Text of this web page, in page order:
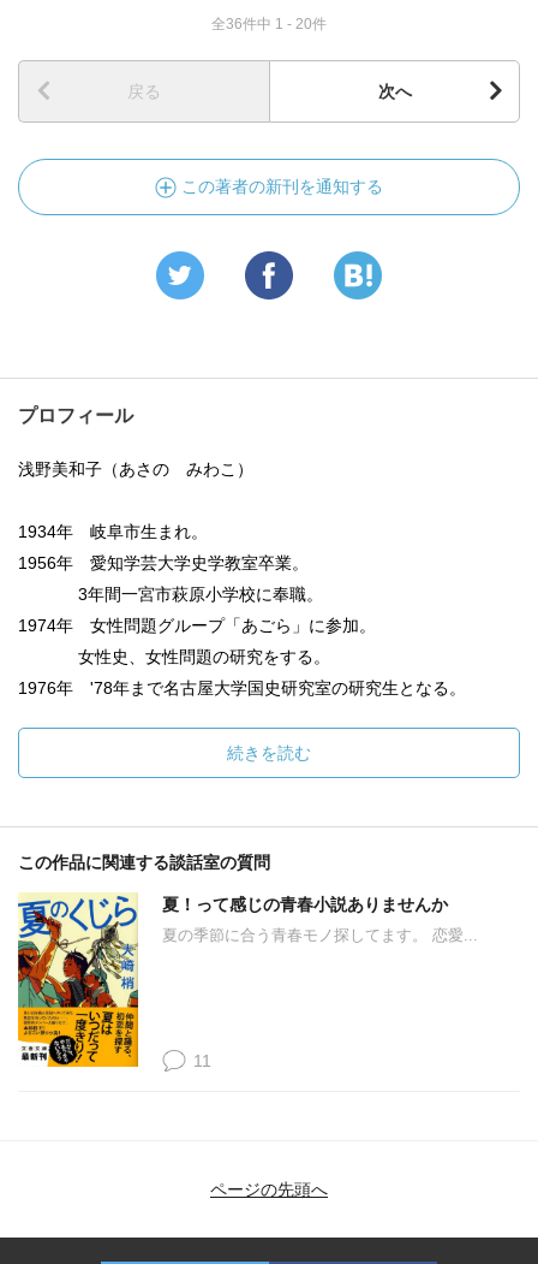
全36件中 1 - 20件
戻る 次へ
この著者の新刊を通知する
プロフィール
浅野美和子（あさの みわこ）
1934年 岐阜市生まれ。
1956年 愛知学芸大学史学教室卒業。
3年間一宮市萩原小学校に奉職。
1974年 女性問題グループ「あごら」に参加。
女性史、女性問題の研究をする。
1976年 '78年まで名古屋大学国史研究室の研究生となる。
続きを読む
この作品に関連する談話室の質問
夏！って感じの青春小説ありませんか
夏の季節に合う青春モノ探してます。 恋愛...
11
ページの先頭へ